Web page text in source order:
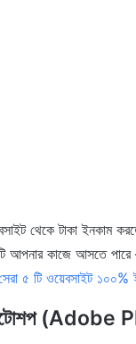
থেকে টাকা ইনকাম
আপনার কাজে আসতে
৫ টি ওয়েবসাইট ১০০%
(Adobe